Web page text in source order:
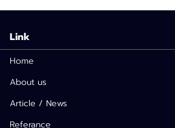
Link
Home
About us
Article / News
Referance